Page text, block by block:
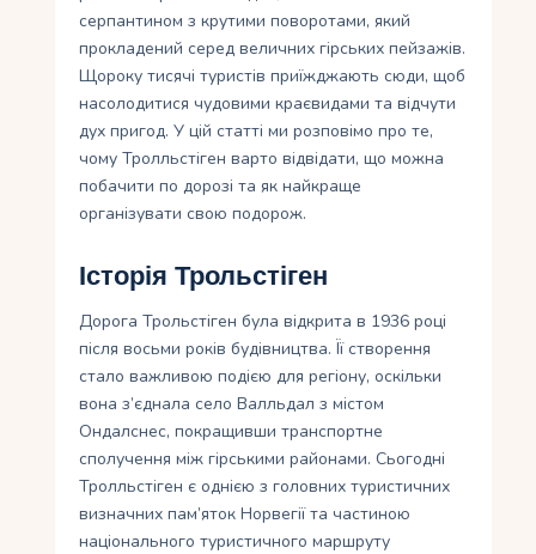
серпантином з крутими поворотами, який
прокладений серед величних гірських пейзажів.
Щороку тисячі туристів приїжджають сюди, щоб
насолодитися чудовими краєвидами та відчути
дух пригод. У цій статті ми розповімо про те,
чому Тролльстіген варто відвідати, що можна
побачити по дорозі та як найкраще
організувати свою подорож.
Історія Трольстіген
Дорога Трольстіген була відкрита в 1936 році
після восьми років будівництва. Її створення
стало важливою подією для регіону, оскільки
вона з’єднала село Валльдал з містом
Ондалснес, покращивши транспортне
сполучення між гірськими районами. Сьогодні
Тролльстіген є однією з головних туристичних
визначних пам’яток Норвегії та частиною
національного туристичного маршруту